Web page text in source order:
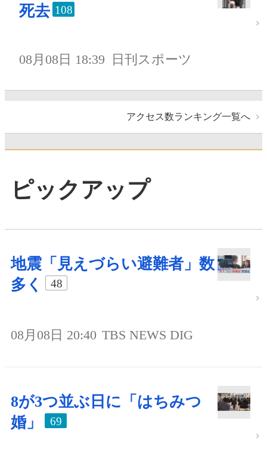
死去 108
08月08日 18:39 日刊スポーツ
アクセス数ランキング一覧へ
ピックアップ
地震「見えづらい避難者」数
多く
48
08月08日 20:40 TBS NEWS DIG
8が3つ並ぶ日に「はちみつ
婚」
69